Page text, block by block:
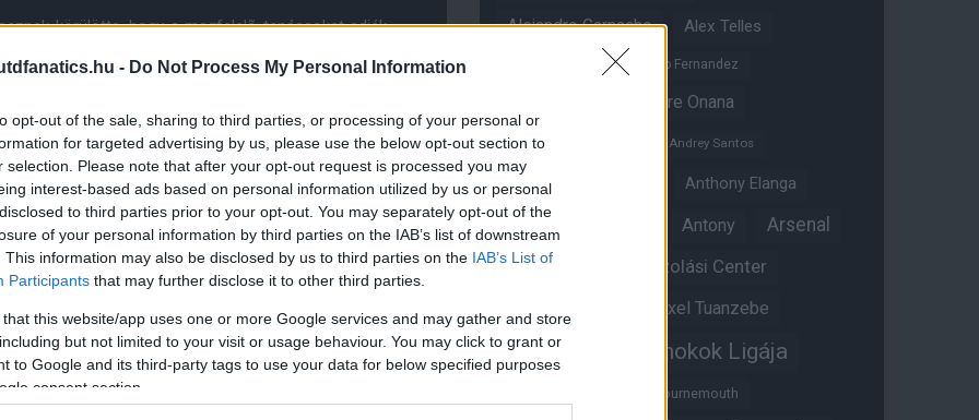
- Do Not Process My Personal Information
opt-out of the sale, sharing to third parties, or processing of your personal or
for targeted advertising by us, please use the below opt-out section to
selection. Please note that after your opt-out request is processed you may
interest-based ads based on personal information utilized by us or personal
to third parties prior to your opt-out. You may separately opt-out of the
of your personal information by third parties on the IAB’s list of downstream
This information may also be disclosed by us to third parties on the IAB’s List of
Participants that may further disclose it to other third parties.
that this website/app uses one or more Google services and may gather and store
but not limited to your visit or usage behaviour. You may click to grant or
to Google and its third-party tags to use your data for below specified purposes
consent section.
körülötte, hogy a megfelelõ tanácsokat adják
a helyes irányba vezet minket, hogy
9-én a Sevilla ellen szerepelhet majd, miután
az Old Traffordra igazolt.
ranglétráját mászta meg, mint Frank Lampard vagy
teljes mértékben értékeli egy csapatba való
lehetõ leghamarabb millió fontos üzletek kapcsán
és könnyebben megadatnak dolgok, mint az én
pedig jó alapot, remek munkamorált adnak annak
is."
Alejandro Garnacho Alex Telles
Alvaro Fernandez
Andre Onana
Andreas Pereira
Andrey Santos
Angol válogatott Anthony Elanga
Anthony Martial Antony Arsenal
Aston Villa Átigazolási Center
Átigazolások Axel Tuanzebe
Ayden Heaven Bajnokok Ligája
Bournemouth